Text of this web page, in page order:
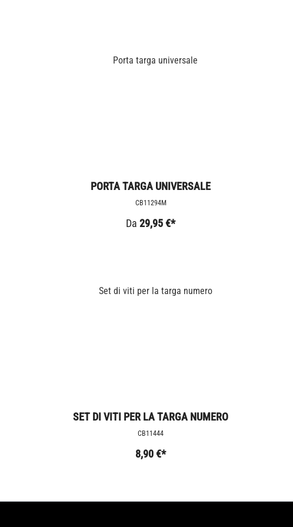
PORTA TARGA UNIVERSALE
CB11294M
Da 29,95 €*
SET DI VITI PER LA TARGA NUMERO
CB11444
8,90 €*